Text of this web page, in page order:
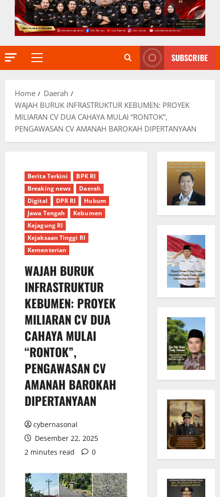
Primary
SUBSCRIBE
Home
Daerah
WAJAH BURUK INFRASTRUKTUR KEBUMEN: PROYEK
MILIARAN CV DUA CAHAYA MULAI “RONTOK”,
PENGAWASAN CV AMANAH BAROKAH DIPERTANYAAN
Berita Terkini
BPK RI
Breaking news
Daerah
Digital
DPR RI
Hukum
Jawa Tengah
Kebumen
Kejagung RI
Kejaksaan Tinggi RI
Kementerian
WAJAH BURUK
INFRASTRUKTUR
KEBUMEN: PROYEK
MILIARAN CV DUA
CAHAYA MULAI
“RONTOK”,
PENGAWASAN CV
AMANAH BAROKAH
DIPERTANYAAN
cybernasonal
Desember 22, 2025
2 minutes read
0